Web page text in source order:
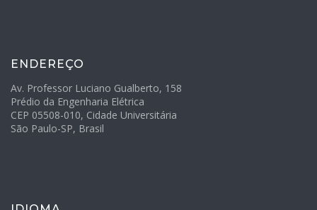
ENDEREÇO
Av. Professor Luciano Gualberto, 158
Prédio da Engenharia Elétrica
CEP 05508-010, Cidade Universitária
São Paulo-SP, Brasil